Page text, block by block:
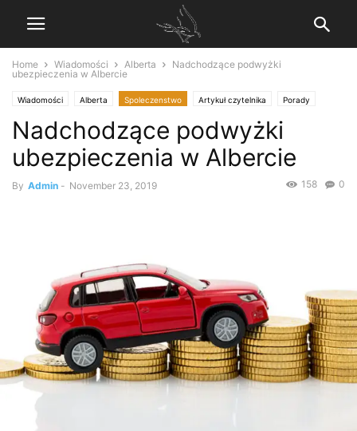
Home Wiadomości Alberta
Nadchodzące podwyżki
ubezpieczenia w Albercie
Wiadomości Alberta Spoleczenstwo Artykuł czytelnika Porady
Nadchodzące podwyżki
ubezpieczenia w Albercie
By Admin - November 23, 2019 0
158